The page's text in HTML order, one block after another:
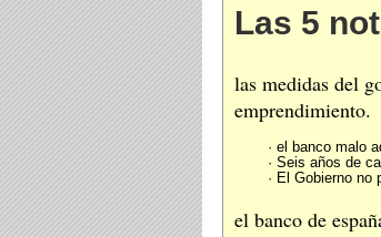
Las 5
las medidas del
emprendimiento.
· el banco malo
· Seis años de
· El Gobierno no
el banco de